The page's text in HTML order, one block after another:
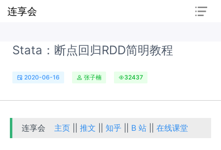
连享会
Stata：断点回归RDD简明教程
2020-06-16 张子楠 32437
连享会 主页 ||推文 ||知乎 B 站 ||在线课堂